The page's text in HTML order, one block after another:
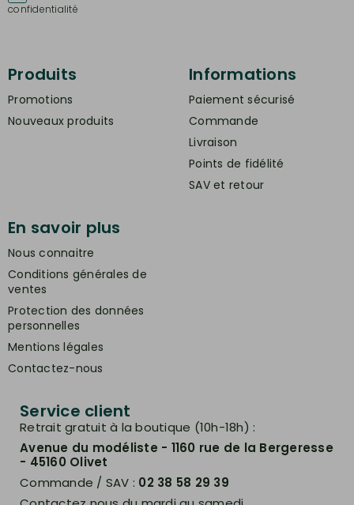
confidentialité
Produits
Promotions
Nouveaux produits
Informations
Paiement sécurisé
Commande
Livraison
Points de fidélité
SAV et retour
En savoir plus
Nous connaitre
Conditions générales de
ventes
Protection des données
personnelles
Mentions légales
Contactez-nous
Service client
Retrait gratuit à la boutique (10h-18h) :
Avenue du modéliste - 1160 rue de la Bergeresse
- 45160 Olivet
Commande / SAV : 02 38 58 29 39